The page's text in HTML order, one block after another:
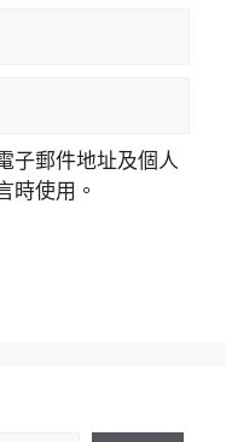
子郵件地址及個人
時使用。